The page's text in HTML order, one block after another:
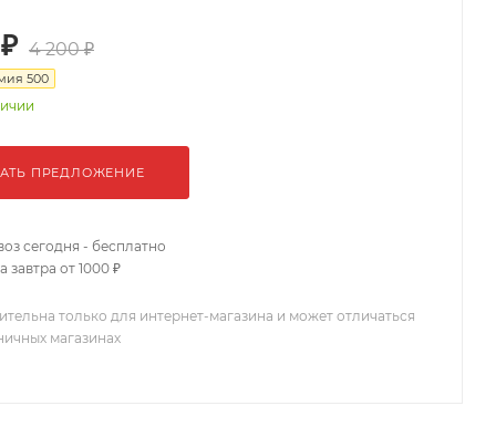
4 200 ₽
500
ПРЕДЛОЖЕНИЕ
сегодня - бесплатно
завтра от 1000 ₽
только для интернет-магазина и может отличаться
магазинах